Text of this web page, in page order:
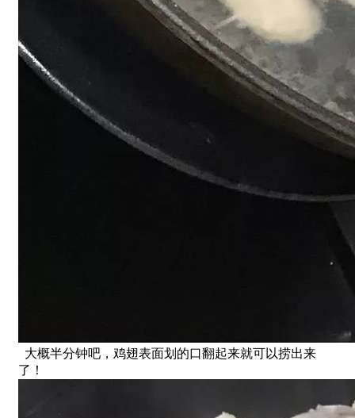
大概半分钟吧，鸡翅表面划的口翻起来就可以捞出来
了！